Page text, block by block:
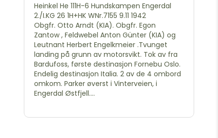
Heinkel He 111H-6 Hundskampen Engerdal
2./I.KG 26 1H+HK WNr.7155 9.11 1942
Obgfr. Otto Arndt (KIA). Obgfr. Egon
Zantow , Feldwebel Anton Günter (KIA) og
Leutnant Herbert Engelkmeier .Tvunget
landing på grunn av motorsvikt. Tok av fra
Bardufoss, første destinasjon Fornebu Oslo.
Endelig destinasjon Italia. 2 av de 4 ombord
omkom. Parker øverst i Vinterveien, i
Engerdal Østfjell....